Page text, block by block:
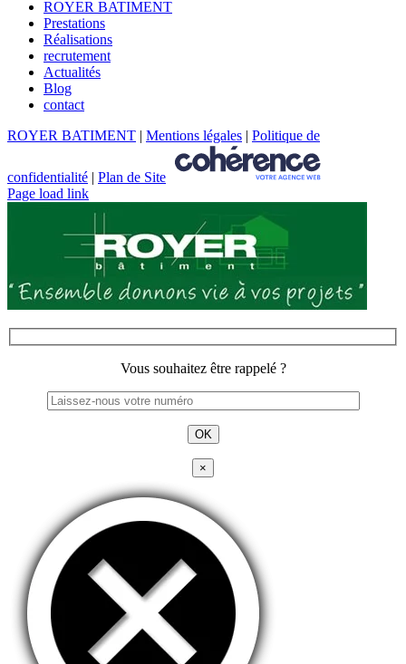
ROYER BATIMENT
Prestations
Réalisations
recrutement
Actualités
Blog
contact
ROYER BATIMENT | Mentions légales | Politique de
confidentialité | Plan de Site
Page load link
Vous souhaitez être rappelé ?
×